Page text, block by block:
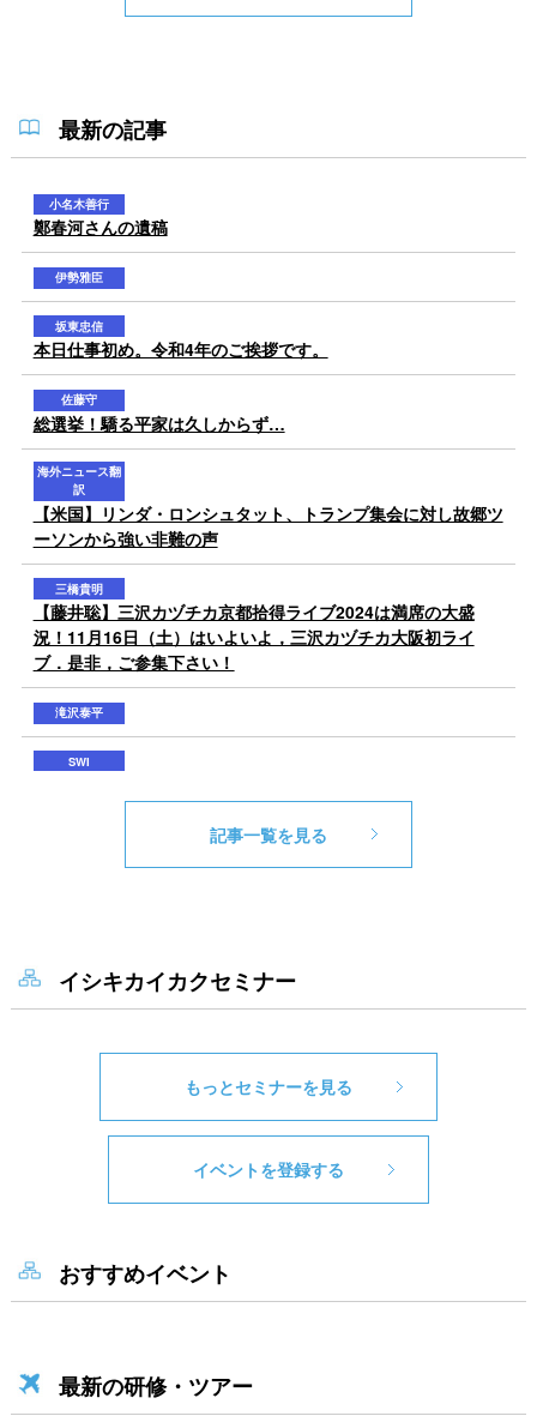
最新の記事
記事一覧を見る
イシキカイカクセミナー
もっとセミナーを見る
イベントを登録する
おすすめイベント
最新の研修・ツアー